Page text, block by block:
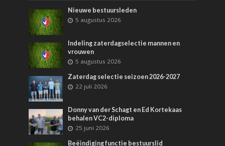
Nieuwe bestuursleden
5 augustus 2026
Indeling zaterdagselectie mannen en
vrouwen
5 augustus 2026
Zaterdag selectie seizoen 2026-2027
22 juli 2026
Donny van der Schagt en Ed Kortekaas
behalen VC2-diploma
25 juni 2026
Beëindiging functie bestuurslid